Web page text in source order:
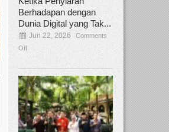
Tamee Irelly Menjadi Juri Open
Film Terbaru...
Sep 08, 2025 Comments Off
Bekasi, Broadcastmagz – Dalam upaya
talenta...
Berhadapan dengan
Dunia Digital yang Tak...
Jun 22, 2026
Comments
Off